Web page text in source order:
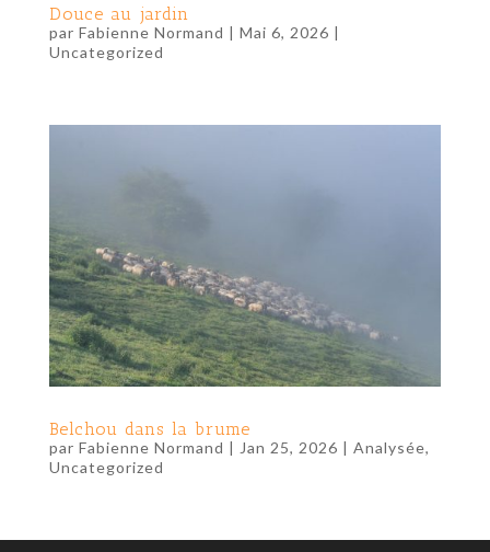
Douce au jardin
par Fabienne Normand | Mai 6, 2026 |
Uncategorized
Belchou dans la brume
par Fabienne Normand | Jan 25, 2026 | Analysée,
Uncategorized